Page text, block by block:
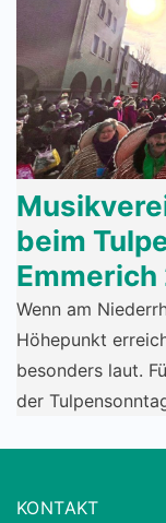
beim
Emmerich
Wenn am
Höhepunkt
besonders laut.
der
KONTAKT